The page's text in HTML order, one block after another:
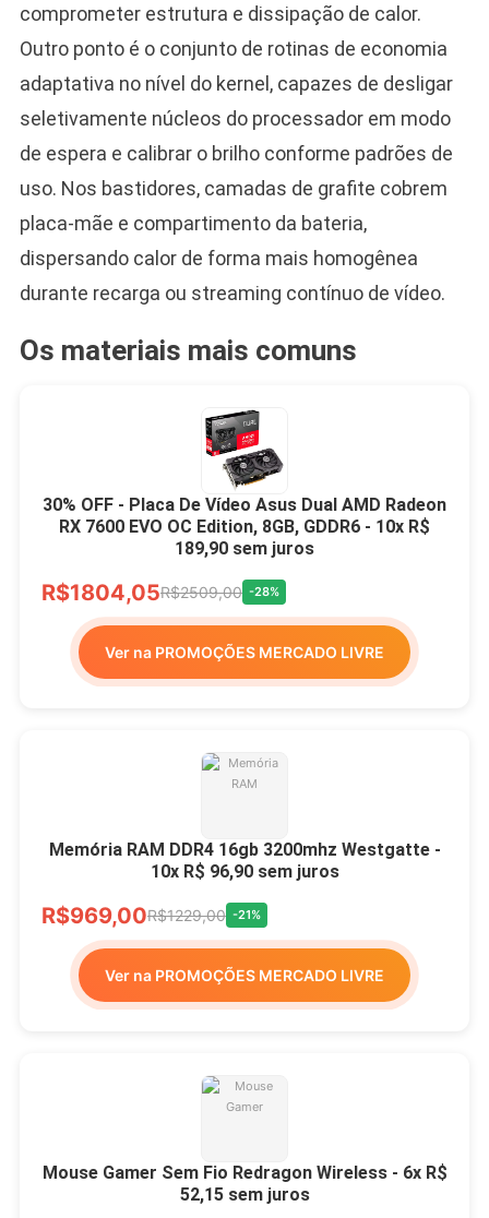
comprometer estrutura e dissipação de calor.
Outro ponto é o conjunto de rotinas de economia
adaptativa no nível do kernel, capazes de desligar
seletivamente núcleos do processador em modo
de espera e calibrar o brilho conforme padrões de
uso. Nos bastidores, camadas de grafite cobrem
placa-mãe e compartimento da bateria,
dispersando calor de forma mais homogênea
durante recarga ou streaming contínuo de vídeo.
Os materiais mais comuns
30% OFF - Placa De Vídeo Asus Dual AMD Radeon
RX 7600 EVO OC Edition, 8GB, GDDR6 - 10x R$
189,90 sem juros
R$1804,05R$2509,00 -28%
Ver na PROMOÇÕES MERCADO LIVRE
Memória RAM DDR4 16gb 3200mhz Westgatte -
10x R$ 96,90 sem juros
R$969,00R$1229,00 -21%
Ver na PROMOÇÕES MERCADO LIVRE
Mouse Gamer Sem Fio Redragon Wireless - 6x R$
52,15 sem juros